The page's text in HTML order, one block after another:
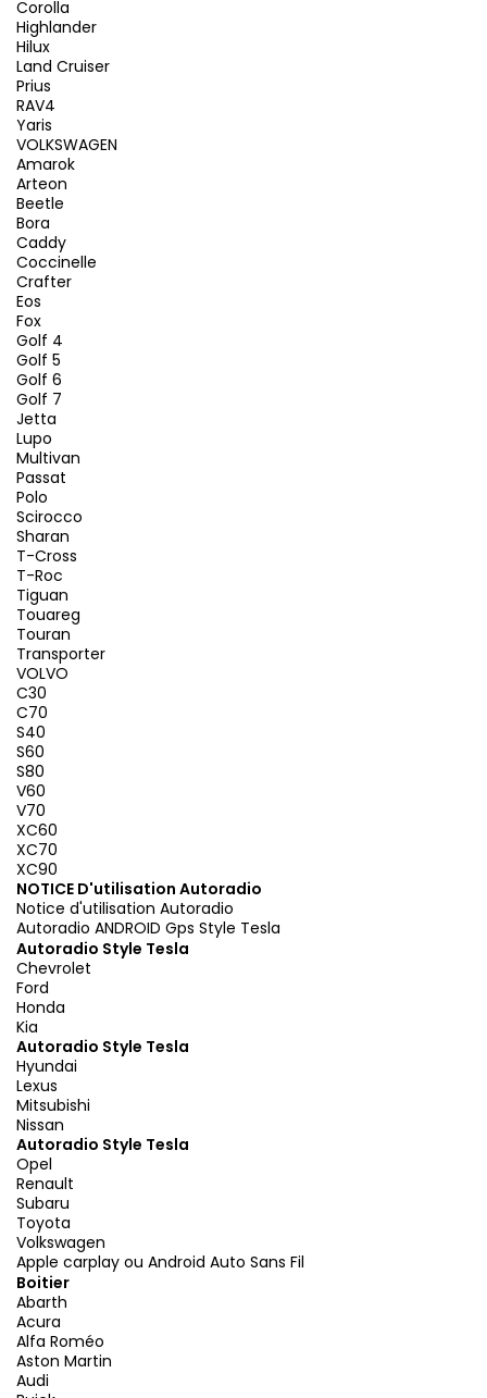
Corolla
Highlander
Hilux
Land Cruiser
Prius
RAV4
Yaris
VOLKSWAGEN
Amarok
Arteon
Beetle
Bora
Caddy
Coccinelle
Crafter
Eos
Fox
Golf 4
Golf 5
Golf 6
Golf 7
Jetta
Lupo
Multivan
Passat
Polo
Scirocco
Sharan
T-Cross
T-Roc
Tiguan
Touareg
Touran
Transporter
VOLVO
C30
C70
S40
S60
S80
V60
V70
XC60
XC70
XC90
NOTICE D'utilisation Autoradio
Notice d'utilisation Autoradio
Autoradio ANDROID Gps Style Tesla
Autoradio Style Tesla
Chevrolet
Ford
Honda
Kia
Autoradio Style Tesla
Hyundai
Lexus
Mitsubishi
Nissan
Autoradio Style Tesla
Opel
Renault
Subaru
Toyota
Volkswagen
Apple carplay ou Android Auto Sans Fil
Boitier
Abarth
Acura
Alfa Roméo
Aston Martin
Audi